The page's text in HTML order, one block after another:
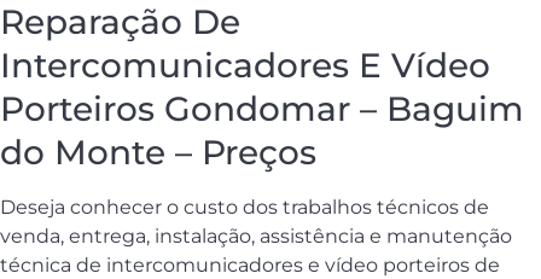
Reparação De
Intercomunicadores E Vídeo
Porteiros Gondomar – Baguim
do Monte – Preços
Deseja conhecer o custo dos trabalhos técnicos de
venda, entrega, instalação, assistência e manutenção
técnica de intercomunicadores e vídeo porteiros de